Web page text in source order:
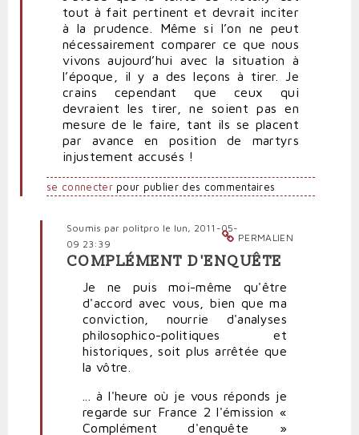
tout à fait pertinent et devrait inciter
à la prudence. Même si l’on ne peut
nécessairement comparer ce que nous
vivons aujourd’hui avec la situation à
l’époque, il y a des leçons à tirer. Je
crains cependant que ceux qui
devraient les tirer, ne soient pas en
mesure de le faire, tant ils se placent
par avance en position de martyrs
injustement accusés !
se connecterpour publier des commentaires
PERMALIEN
Soumis par politpro le lun, 2011-05-
09 23:39
En
réponse
Très
intéressant
RST
vérifié)
COMPLÉMENT D'ENQUÊTE
Je ne puis moi-même qu'être
d'accord avec vous, bien que ma
conviction, nourrie d'analyses
philosophico-politiques et
historiques, soit plus arrêtée que
la vôtre.
... à l'heure où je vous réponds je
regarde sur France 2 l'émission «
Complément d'enquête »